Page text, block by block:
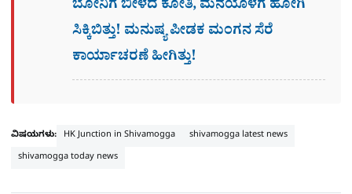
ಬೋನಿಗೆ ಬೀಳದ ಕೋತಿ, ಮನೆಯೊಳಗೆ ಹೋಗಿ
ಸಿಕ್ಕಿಬಿತ್ತು! ಮನುಷ್ಯ ಪೀಡಕ ಮಂಗನ ಸೆರೆ
ಕಾರ್ಯಾಚರಣೆ ಹೀಗಿತ್ತು!
ವಿಷಯಗಳು: HK Junction in Shivamogga
shivamogga latest news
shivamogga today news